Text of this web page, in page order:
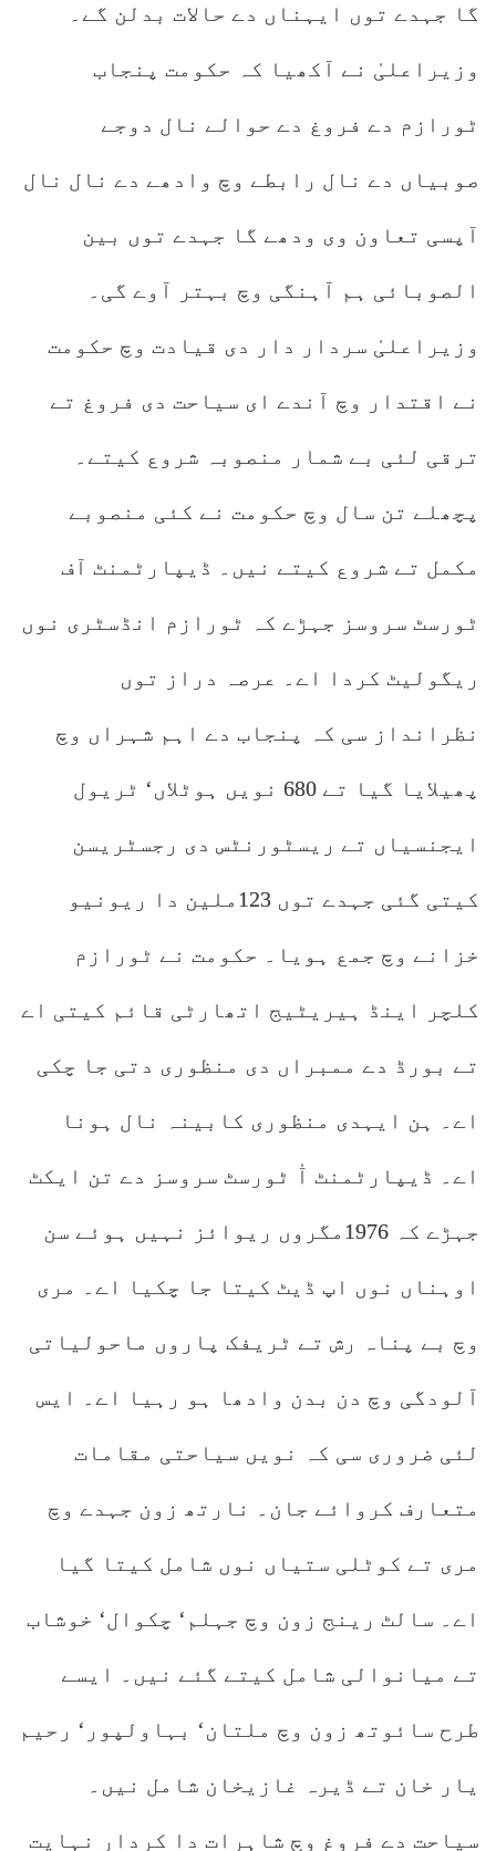
گا جہدے توں ایہناں دے حالات بدلن گے۔
وزیراعلیٰ نے آکھیا کہ حکومت پنجاب
ٹورازم دے فروغ دے حوالے نال دوجے
صوبیاں دے نال رابطے وچ وادھے دے نال نال
آپسی تعاون وی ودھے گا جہدے توں بین
الصوبائی ہم آہنگی وچ بہتر آوے گی۔
وزیراعلیٰ سردار دار دی قیادت وچ حکومت
نے اقتدار وچ آندے ای سیاحت دی فروغ تے
ترقی لئی بے شمار منصوبہ شروع کیتے۔
پچھلے تن سال وچ حکومت نے کئی منصوبے
مکمل تے شروع کیتے نیں۔ ڈیپارٹمنٹ آف
ٹورسٹ سروسز جہڑے کہ ٹورازم انڈسٹری نوں
ریگولیٹ کردا اے۔ عرصہ دراز توں
نظرانداز سی کہ پنجاب دے اہم شہراں وچ
پھیلایا گیا تے 680 نویں ہوٹلاں‘ ٹریول
ایجنسیاں تے ریسٹورنٹس دی رجسٹریسن
کیتی گئی جہدے توں 123ملین دا ریونیو
خزانے وچ جمع ہویا۔ حکومت نے ٹورازم
کلچر اینڈ ہیریٹیج اتھارٹی قائم کیتی اے
تے بورڈ دے ممبراں دی منظوری دتی جا چکی
اے۔ ہن ایہدی منظوری کابینہ نال ہونا
اے۔ ڈیپارٹمنٹ آٰ ٹورسٹ سروسز دے تن ایکٹ
جہڑے کہ 1976مگروں ریوائز نہیں ہوئے سن
اوہناں نوں اپ ڈیٹ کیتا جا چکیا اے۔ مری
وچ بے پناہ رش تے ٹریفک پاروں ماحولیاتی
آلودگی وچ دن بدن وادھا ہو رہیا اے۔ ایس
لئی ضروری سی کہ نویں سیاحتی مقامات
متعارف کروائے جان۔ نارتھ زون جہدے وچ
مری تے کوٹلی ستیاں نوں شامل کیتا گیا
اے۔ سالٹ رینج زون وچ جہلم‘ چکوال‘ خوشاب
تے میانوالی شامل کیتے گئے نیں۔ ایسے
طرح سائوتھ زون وچ ملتان‘ بہاولپور‘ رحیم
یار خان تے ڈیرہ غازیخان شامل نیں۔
سیاحت دے فروغ وچ شاہرات دا کردار نہایت